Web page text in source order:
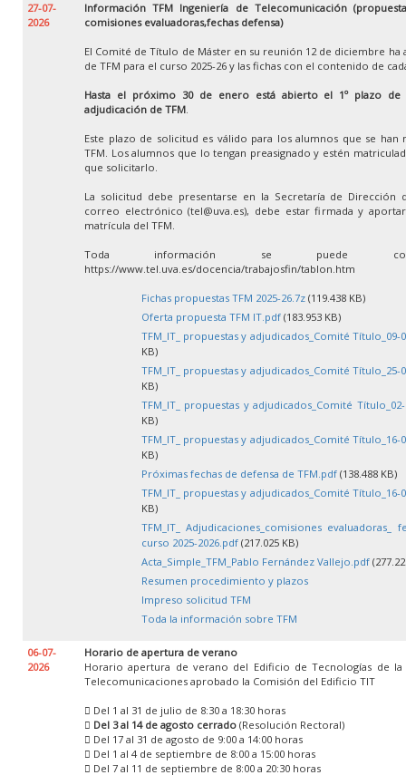
27-07-
2026
Información TFM Ingeniería de Telecomunicación
comisiones evaluadoras,fechas defensa)
El Comité de Título de Máster en su reunión 12 de diciembre
de TFM para el curso 2025-26 y las fichas con el contenido de
Hasta el próximo 30 de enero está abierto el 1º plazo
adjudicación de TFM.
Este plazo de solicitud es válido para los alumnos que se han
TFM. Los alumnos que lo tengan preasignado y estén
que solicitarlo.
La solicitud debe presentarse en la Secretaría de Dirección
correo electrónico (tel@uva.es), debe estar firmada y
matrícula del TFM.
Toda información se puede
https://www.tel.uva.es/docencia/trabajosfin/tablon.htm
Fichas propuestas TFM 2025-26.7z (119.438 KB)
Oferta propuesta TFM IT.pdf (183.953 KB)
TFM_IT_ propuestas y adjudicados_Comité Título_09-
KB)
TFM_IT_ propuestas y adjudicados_Comité Título_25-
KB)
TFM_IT_ propuestas y adjudicados_Comité Título_02-
KB)
TFM_IT_ propuestas y adjudicados_Comité Título_16-
KB)
Próximas fechas de defensa de TFM.pdf (138.488 KB)
TFM_IT_ propuestas y adjudicados_Comité Título_16-
KB)
TFM_IT_ Adjudicaciones_comisiones evaluadoras_
curso 2025-2026.pdf (217.025 KB)
Acta_Simple_TFM_Pablo Fernández Vallejo.pdf
Resumen procedimiento y plazos
Impreso solicitud TFM
Toda la información sobre TFM
06-07-
2026
Horario de apertura de verano
Horario apertura de verano del Edificio de Tecnologías de
Telecomunicaciones aprobado la Comisión del Edificio TIT
 Del 1 al 31 de julio de 8:30 a 18:30 horas
 Del 3 al 14 de agosto cerrado (Resolución Rectoral)
 Del 17 al 31 de agosto de 9:00 a 14:00 horas
 Del 1 al 4 de septiembre de 8:00 a 15:00 horas
 Del 7 al 11 de septiembre de 8:00 a 20:30 horas